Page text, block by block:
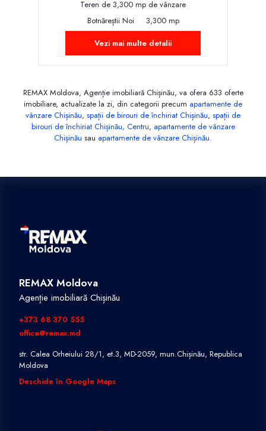
Teren de 3,300 mp de vânzare
Botnăreștii Noi
3,300 mp
Vezi mai multe detalii
REMAX Moldova, Agenție imobiliară Chișinău, va ofera 633 oferte
imobiliare, actualizate la zi, din categorii precum apartamente de
vânzare Chișinău, spații de birouri de închiriat Chișinău, spații de
birouri de închiriat Chișinău, Centru, apartamente de vânzare
Chișinău sau apartamente de vânzare Chișinău.
REMAX Moldova
Agenție imobiliară Chișinău
+373 68 370 555
office@remax.md
str. Calea Orheiului 28/1, et.3, MD-2059, mun.Chișinău, Republica
Moldova
Deschide în Google Maps